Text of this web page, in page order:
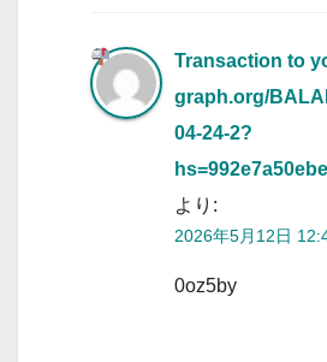
Transaction to
graph.org/
04-24-2?
より:
2026年5月12日
0oz5by